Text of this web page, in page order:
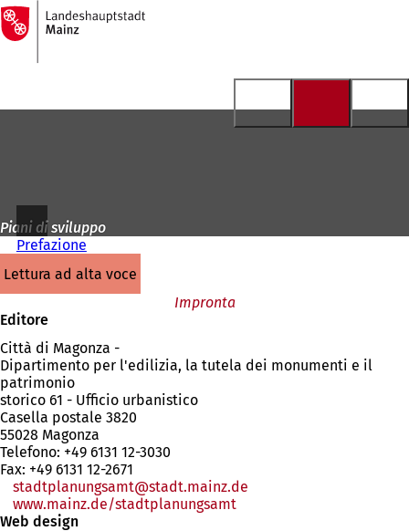
Vai al contenuto
Alla
pagina
iniziale
Piani di sviluppo
Prefazione
lettura ad alta voce
Impronta
Editore
Città di Magonza -
Dipartimento per l'edilizia, la tutela dei monumenti e il
patrimonio
storico 61 - Ufficio urbanistico
Casella postale 3820
55028 Magonza
Telefono: +49 6131 12-3030
Fax: +49 6131 12-2671
stadtplanungsamt
stadt.mainz de
www.mainz.de/stadtplanungsamt
Web design